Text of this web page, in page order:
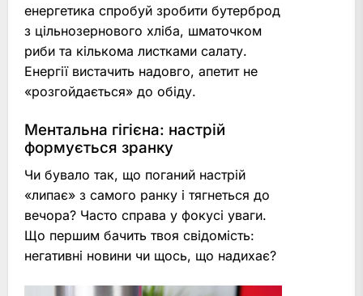
енергетика спробуй зробити бутерброд
з цільнозернового хліба, шматочком
риби та кількома листками салату.
Енергії вистачить надовго, апетит не
«розгойдається» до обіду.
Ментальна гігієна: настрій
формується зранку
Чи бувало так, що поганий настрій
«липає» з самого ранку і тягнеться до
вечора? Часто справа у фокусі уваги.
Що першим бачить твоя свідомість:
негативні новини чи щось, що надихає?